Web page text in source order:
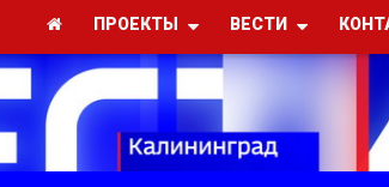
ПРОЕКТЫ ВЕСТИ